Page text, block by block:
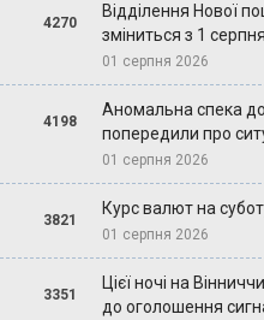
4270
Відділення Нової
зміниться з 1 серпня
01 серпня 2026
4198
Аномальна спека
попередили про
01 серпня 2026
3821
Курс валют на
01 серпня 2026
3351
Цієї ночі на
до оголошення